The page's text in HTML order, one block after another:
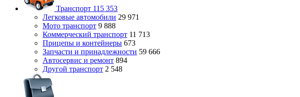
Транспорт 115 353
Легковые автомобили 29 971
Мото транспорт 9 888
Коммерческий транспорт 11 713
Прицепы и контейнеры 673
Запчасти и принадлежности 59 666
Автосервис и ремонт 894
Другой транспорт 2 548